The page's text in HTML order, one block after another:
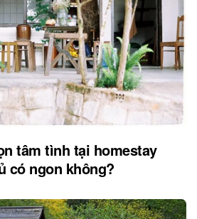
tâm tình tại homestay
có ngon không?